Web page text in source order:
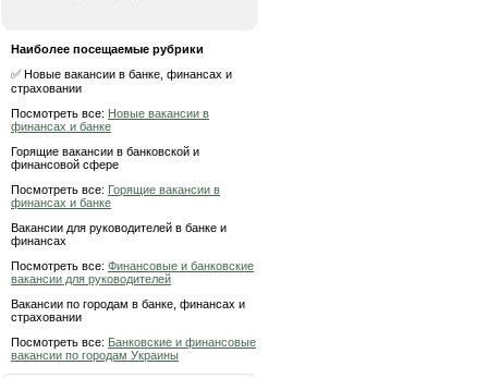
Наиболее посещаемые рубрики
✅ Новые вакансии в банке, финансах и
страховании
Посмотреть все: Новые вакансии в
финансах и банке
Горящие вакансии в банковской и
финансовой сфере
Посмотреть все: Горящие вакансии в
финансах и банке
Вакансии для руководителей в банке и
финансах
Посмотреть все: Финансовые и банковские
вакансии для руководителей
Вакансии по городам в банке, финансах и
страховании
Посмотреть все: Банковские и финансовые
вакансии по городам Украины